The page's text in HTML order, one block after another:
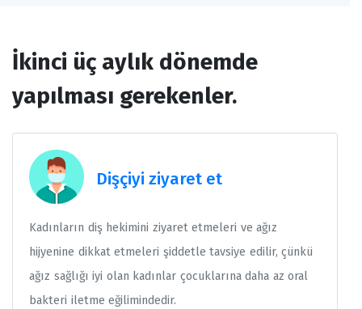
İkinci üç aylık dönemde
yapılması gerekenler.
Dişçiyi ziyaret et
Kadınların diş hekimini ziyaret etmeleri ve ağız
hijyenine dikkat etmeleri şiddetle tavsiye edilir, çünkü
ağız sağlığı iyi olan kadınlar çocuklarına daha az oral
bakteri iletme eğilimindedir.